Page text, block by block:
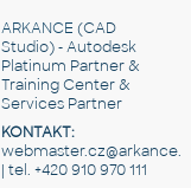
ARKANCE (CAD
Studio) - Autodesk
Platinum Partner &
Training Center &
Services Partner
KONTAKT:
| tel. +420 910 970 111